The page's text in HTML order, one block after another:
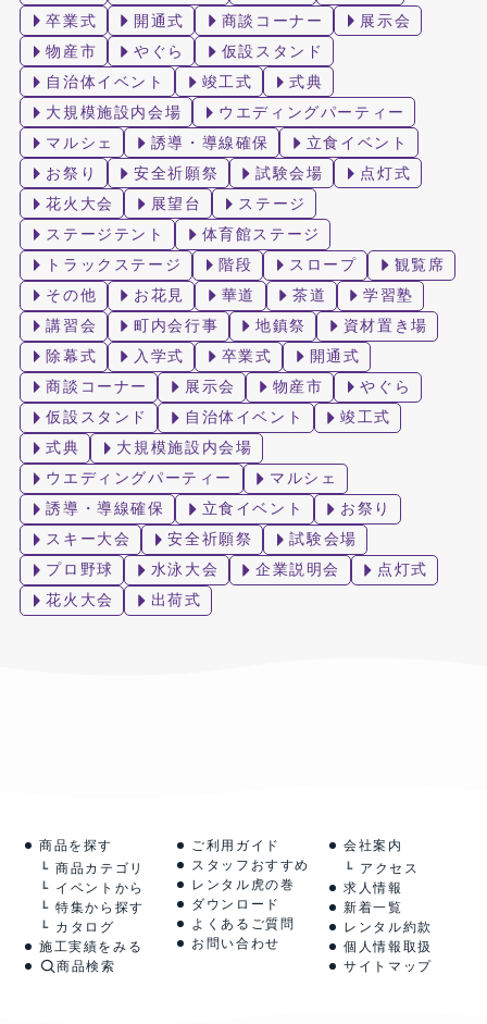
卒業式
開通式 商談コーナー
展示会
物産市
やぐら
仮設スタンド
自治体イベント
竣工式
式典
大規模施設内会場
ウエディングパーティー
マルシェ
誘導・導線確保
立食イベント
お祭り
安全祈願祭 試験会場
点灯式
花火大会
展望台
ステージ
ステージテント
体育館ステージ
トラックステージ
階段 スロープ
観覧席
その他
お花見 華道 茶道
学習塾
講習会
町内会行事 地鎮祭
資材置き場
除幕式
入学式 卒業式
開通式
商談コーナー
展示会 物産市
やぐら
仮設スタンド
自治体イベント
竣工式
式典
大規模施設内会場
ウエディングパーティー
マルシェ
誘導・導線確保
立食イベント
お祭り
スキー大会
安全祈願祭
試験会場
プロ野球
水泳大会 企業説明会
点灯式
花火大会
出荷式
商品を探す
商品カテゴリ
イベントから
特集から探す
カタログ
施工実績をみる
商品検索
ご利用ガイド
スタッフおすすめ
レンタル虎の巻
ダウンロード
よくあるご質問
お問い合わせ
会社案内
アクセス
求人情報
新着一覧
レンタル約款
個人情報取扱
サイトマップ